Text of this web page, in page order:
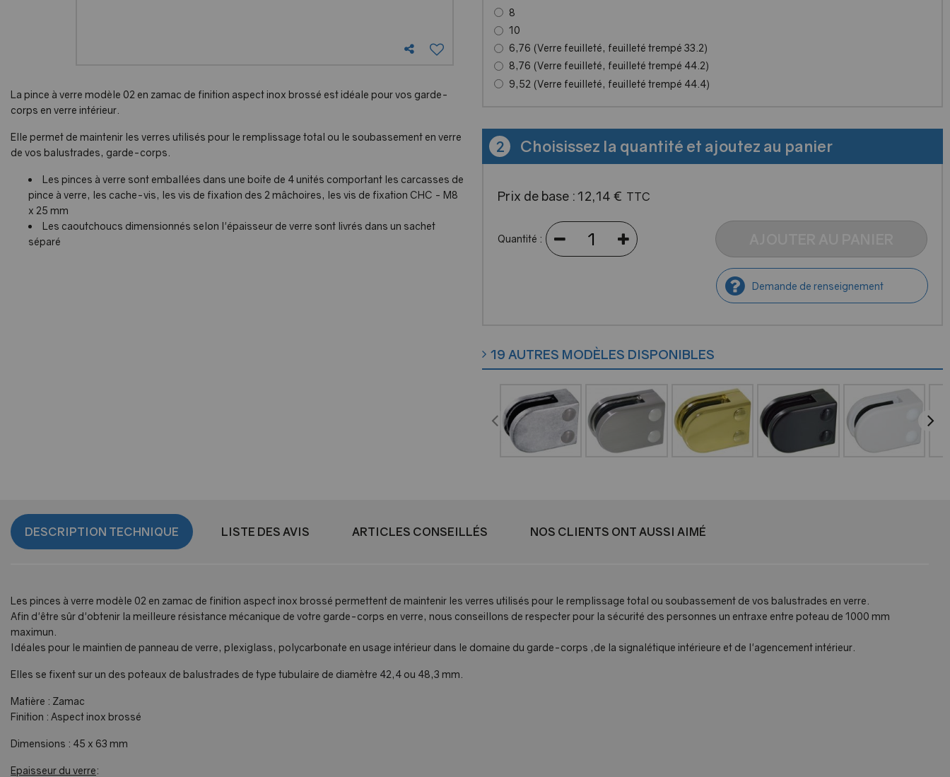
8
10
6,76 (Verre feuilleté, feuilleté trempé 33.2)
8,76 (Verre feuilleté, feuilleté trempé 44.2)
9,52 (Verre feuilleté, feuilleté trempé 44.4)
2 Choisissez la quantité et ajoutez au panier
Prix de base :12,14 € TTC
Quantité :
Demande de renseignement
19 AUTRES MODÈLES DISPONIBLES
La pince à verre modèle 02 en zamac de finition aspect inox brossé est idéale pour vos garde-
corps en verre intérieur.
Elle permet de maintenir les verres utilisés pour le remplissage total ou le soubassement en verre
de vos balustrades, garde-corps.
Les pinces à verre sont emballées dans une boite de 4 unités comportant les carcasses de
pince à verre, les cache-vis, les vis de fixation des 2 mâchoires, les vis de fixation CHC - M8
x 25 mm
Les caoutchoucs dimensionnés selon l'épaisseur de verre sont livrés dans un sachet
séparé
DESCRIPTION TECHNIQUE LISTE DES AVIS ARTICLES CONSEILLÉS NOS CLIENTS ONT AUSSI AIMÉ
Les pinces à verre modèle 02 en zamac de finition aspect inox brossé permettent de maintenir les verres utilisés pour le remplissage total ou soubassement de vos balustrades en verre.
Afin d'être sûr d'obtenir la meilleure résistance mécanique de votre garde-corps en verre, nous conseillons de respecter pour la sécurité des personnes un entraxe entre poteau de 1000 mm
maximun.
Idéales pour le maintien de panneau de verre, plexiglass, polycarbonate en usage intérieur dans le domaine du garde-corps ,de la signalétique intérieure et de l'agencement intérieur.
Elles se fixent sur un des poteaux de balustrades de type tubulaire de diamètre 42,4 ou 48,3 mm.
Matière : Zamac
Finition : Aspect inox brossé
Dimensions : 45 x 63 mm
Epaisseur du verre: